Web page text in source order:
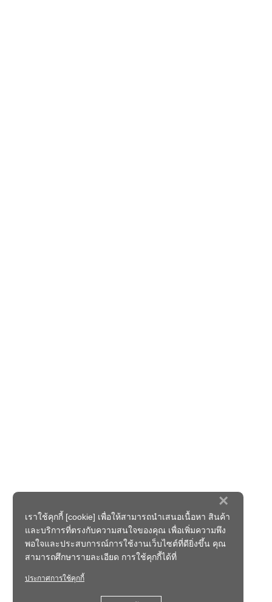
×
เราใช้คุกกี้ [cookie] เพื่อให้สามารถนำเสนอเนื้อหา สินค้า
และบริการที่ตรงกับความสนใจของคุณ เพื่อเพิ่มความพึง
พอใจและประสบการณ์การใช้งานเว็บไซต์ที่ดียิ่งขึ้น คุณ
สามารถศึกษารายละเอียด การใช้คุกกี้ได้ที่
ประกาศการใช้คุกกี้